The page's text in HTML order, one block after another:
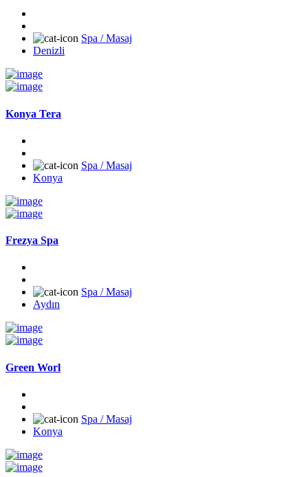
Spa / Masaj
Denizli
Konya Tera
Spa / Masaj
Konya
Frezya Spa
Spa / Masaj
Aydın
Green Worl
Spa / Masaj
Konya